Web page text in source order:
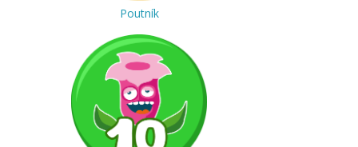
Poutník